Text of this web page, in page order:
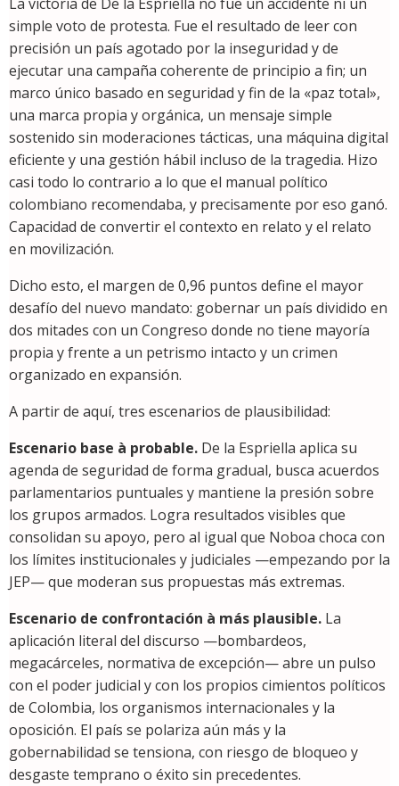
simple voto de protesta. Fue el resultado de leer con
precisión un país agotado por la inseguridad y de
ejecutar una campaña coherente de principio a fin; un
marco único basado en seguridad y fin de la «paz total»,
una marca propia y orgánica, un mensaje simple
sostenido sin moderaciones tácticas, una máquina digital
eficiente y una gestión hábil incluso de la tragedia. Hizo
casi todo lo contrario a lo que el manual político
colombiano recomendaba, y precisamente por eso ganó.
Capacidad de convertir el contexto en relato y el relato
en movilización.
Dicho esto, el margen de 0,96 puntos define el mayor
desafío del nuevo mandato: gobernar un país dividido en
dos mitades con un Congreso donde no tiene mayoría
propia y frente a un petrismo intacto y un crimen
organizado en expansión.
A partir de aquí, tres escenarios de plausibilidad:
Escenario base à probable. De la Espriella aplica su
agenda de seguridad de forma gradual, busca acuerdos
parlamentarios puntuales y mantiene la presión sobre
los grupos armados. Logra resultados visibles que
consolidan su apoyo, pero al igual que Noboa choca con
los límites institucionales y judiciales —empezando por la
JEP— que moderan sus propuestas más extremas.
Escenario de confrontación à más plausible. La
aplicación literal del discurso —bombardeos,
megacárceles, normativa de excepción— abre un pulso
con el poder judicial y con los propios cimientos políticos
de Colombia, los organismos internacionales y la
oposición. El país se polariza aún más y la
gobernabilidad se tensiona, con riesgo de bloqueo y
desgaste temprano o éxito sin precedentes.